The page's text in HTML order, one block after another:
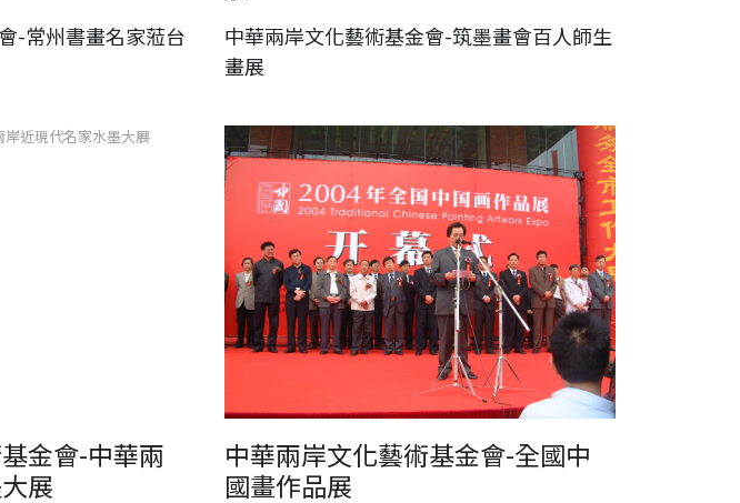
-常州書畫名家蒞台
中華兩岸文化藝術基金會-筑墨畫會百人師生
畫展
近現代名家水墨大展
金會-中華兩
展
中華兩岸文化藝術基金會-全國中國畫作品展
中華兩岸文化藝術基金會-全國中
國畫作品展